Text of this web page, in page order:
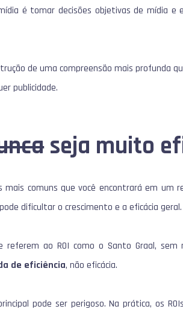
é tomar decisões objetivas de mídia e
de uma compreensão mais profunda
publicidade.
seja muito
mais comuns que você encontrará em um
dificultar o crescimento e a eficácia geral.
referem ao ROI como o Santo Graal,
de eficiência, não eficácia.
pode ser perigoso. Na prática, os